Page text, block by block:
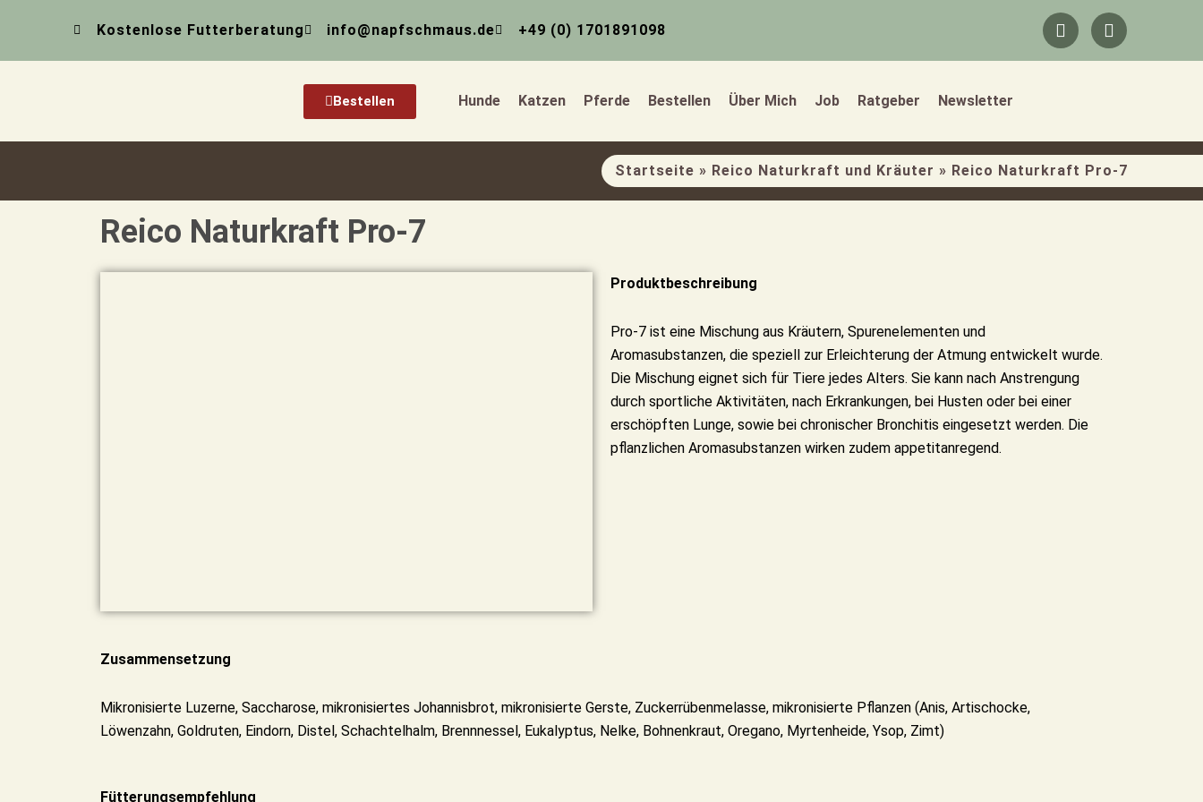
Kostenlose Futterberatung info@napfschmaus.de +49 (0) 1701891098
F
a
c
k
-
f
I
n
s
a
m
Bestellen Hunde Katzen Pferde Bestellen Über Mich Job Ratgeber Newsletter
Startseite » Reico Naturkraft und Kräuter » Reico Naturkraft Pro-7
Reico Naturkraft Pro-7
Produktbeschreibung
Pro-7 ist eine Mischung aus Kräutern, Spurenelementen und
Aromasubstanzen, die speziell zur Erleichterung der Atmung entwickelt wurde.
Die Mischung eignet sich für Tiere jedes Alters. Sie kann nach Anstrengung
durch sportliche Aktivitäten, nach Erkrankungen, bei Husten oder bei einer
erschöpften Lunge, sowie bei chronischer Bronchitis eingesetzt werden. Die
pflanzlichen Aromasubstanzen wirken zudem appetitanregend.
Zusammensetzung
Mikronisierte Luzerne, Saccharose, mikronisiertes Johannisbrot, mikronisierte Gerste, Zuckerrübenmelasse, mikronisierte Pflanzen (Anis, Artischocke,
Löwenzahn, Goldruten, Eindorn, Distel, Schachtelhalm, Brennnessel, Eukalyptus, Nelke, Bohnenkraut, Oregano, Myrtenheide, Ysop, Zimt)
Fütterungsempfehlung